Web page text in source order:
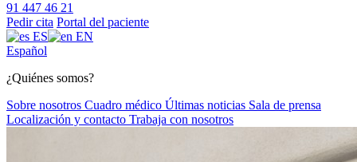
91 447 46 21
Pedir cita Portal del paciente
ES
EN
Español
¿Quiénes somos?
Sobre nosotros Cuadro médico Últimas noticias Sala de prensa
Localización y contacto Trabaja con nosotros